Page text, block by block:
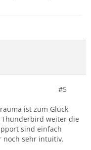
#5
ist zum Glück
Thunderbird weiter die
sind einfach
noch sehr intuitiv.